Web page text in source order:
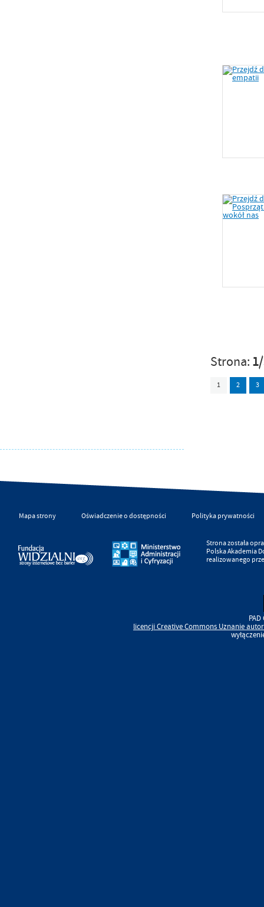
Strona: 1
1 2 3
Mapa strony Oświadczenie o dostępności Polityka prywatności
Strona została
Polska Akademia
realizowanego
licencjiCreative Commons Uznanie